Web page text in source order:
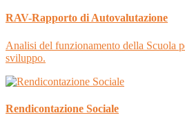
RAV-Rapporto di Autovalutazione
Analisi del funzionamento della Scuola
sviluppo.
Rendicontazione Sociale